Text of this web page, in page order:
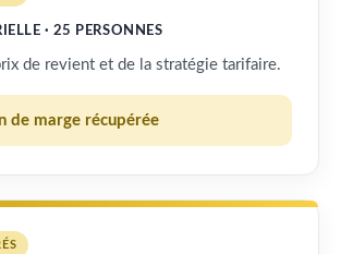
· 25 PERSONNES
de revient et de la stratégie tarifaire.
de marge récupérée